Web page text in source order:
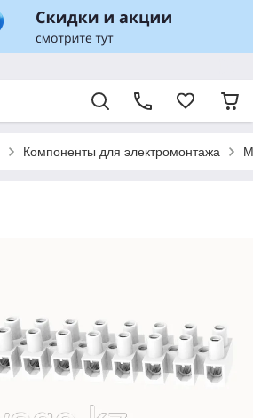
Компоненты для электромонтажа